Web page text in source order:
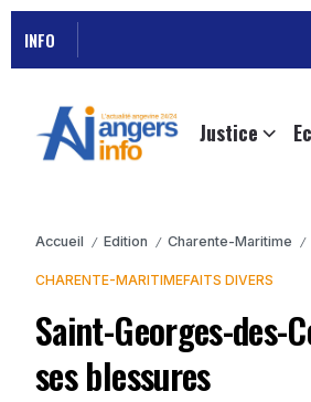
INFO
Justice
Accueil / Edition / Charente-Maritime /
CHARENTE-MARITIMEFAITS DIVERS
Saint-Georges-des-
ses blessures